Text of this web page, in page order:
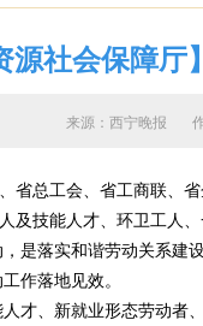
源社会保障
来源：西宁晚报 作
总工会、省工商联、省
及技能人才、环卫工人
落实和谐劳动关系建
作落地见效。
、新就业形态劳动者